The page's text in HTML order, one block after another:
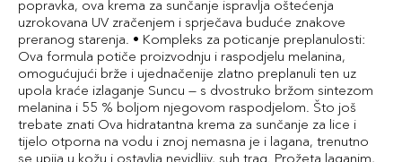
popravka, ova krema za sunčanje ispravlja oštećenja
uzrokovana UV zračenjem i sprječava buduće znakove
preranog starenja. • Kompleks za poticanje preplanulosti:
Ova formula potiče proizvodnju i raspodjelu melanina,
omogućujući brže i ujednačenije zlatno preplanuli ten uz
upola kraće izlaganje Suncu — s dvostruko bržom sintezom
melanina i 55 % boljom njegovom raspodjelom. Što još
trebate znati Ova hidratantna krema za sunčanje za lice i
tijelo otporna na vodu i znoj nemasna je i lagana, trenutno
se upija u kožu i ostavlja nevidljiv, suh trag. Prožeta laganim,